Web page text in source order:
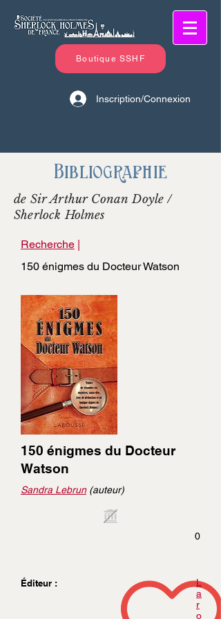
Boutique SSHF
Inscription/Connexion
Bibliographie
de Sir Arthur Conan Doyle /
Sherlock Holmes
Recherche |
150 énigmes du Docteur Watson
150 énigmes du Docteur
Watson
Sandra Lebrun(auteur)
0
Éditeur :
L
a
r
o